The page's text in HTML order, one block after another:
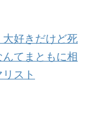
好きだけど死
てまともに相
スト